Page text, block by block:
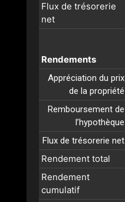
Flux de trésorerie
net
Rendements
Appréciation du prix
de la propriété
Remboursement de
l’hypothèque
Flux de trésorerie net
Rendement total
Rendement
cumulatif